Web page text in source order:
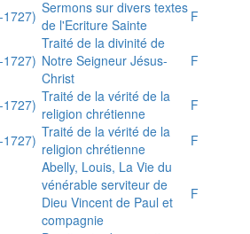
Sermons sur divers textes
de l'Ecriture Sainte
F
Traité de la divinité de
Notre Seigneur Jésus-
Christ
F
Traité de la vérité de la
religion chrétienne
F
Traité de la vérité de la
religion chrétienne
F
Abelly, Louis, La Vie du
vénérable serviteur de
Dieu Vincent de Paul et
compagnie
F